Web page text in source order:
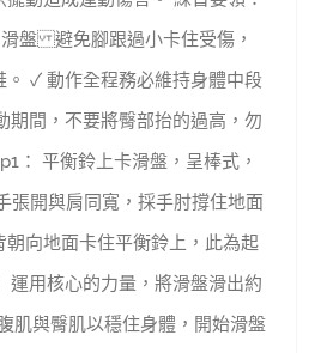
盤 避免腳跟過小卡住受傷，
。 ✓ 動作全程務必維持身體中段
期間，不要將臀部抬的過高，勿
： 平衡鈴上卡滑盤，呈棒式，
張開與肩同寬，採手肘撐住地面
朝向地面卡住平衡鈴上，此為起
運用核心的力量，將滑盤滑出約
肌與臀肌以穩住身體，開始滑盤